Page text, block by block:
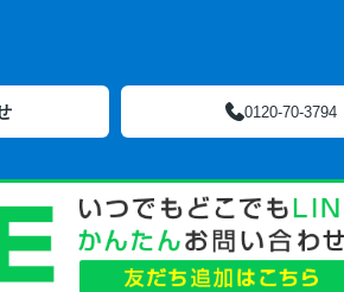
0120-70-3794